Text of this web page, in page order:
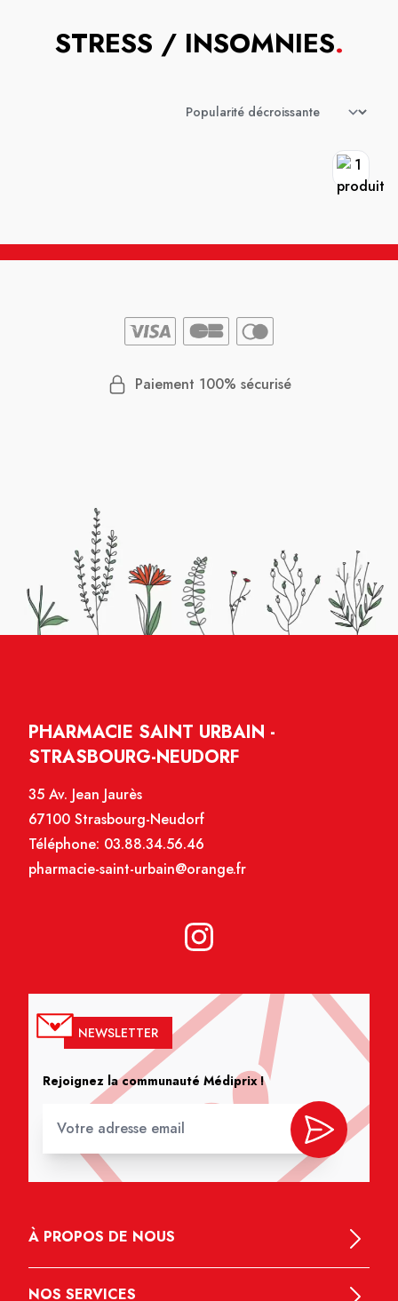
STRESS / INSOMNIES.
Paiement 100% sécurisé
PHARMACIE SAINT URBAIN -
STRASBOURG-NEUDORF
35 Av. Jean Jaurès
67100 Strasbourg-Neudorf
Téléphone: 03.88.34.56.46
pharmacie-saint-urbain@orange.fr
NEWSLETTER
Rejoignez la communauté Médiprix !
À PROPOS DE NOUS
NOS SERVICES